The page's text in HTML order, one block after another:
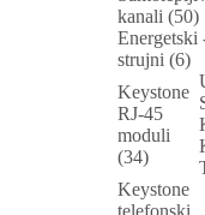
kanali (50)
Energetski
strujni (6)
Keystone
RJ-45
moduli
(34)
Keystone